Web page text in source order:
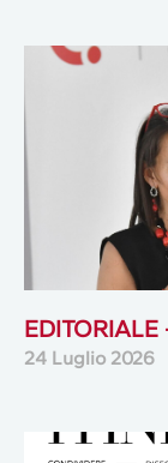
24 Luglio 2026